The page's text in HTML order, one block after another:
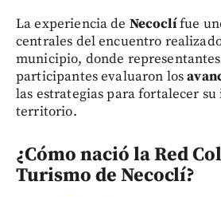
La experiencia de Necoclífue
centrales del encuentro
municipio, donde
participantes evaluaron los
las estrategias para fortalecer
territorio.
¿Cómo nació la Red
Turismo de Necoclí?